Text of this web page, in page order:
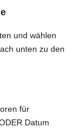
und wählen
unten zu den
für
Datum